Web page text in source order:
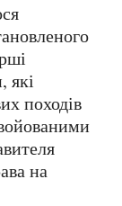
які
походів
на